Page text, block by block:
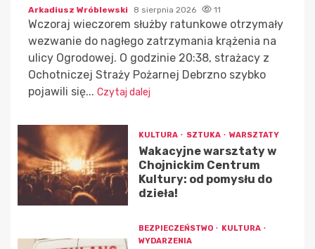
Arkadiusz Wróblewski 8 sierpnia 2026 11
Wczoraj wieczorem służby ratunkowe otrzymały
wezwanie do nagłego zatrzymania krążenia na
ulicy Ogrodowej. O godzinie 20:38, strażacy z
Ochotniczej Straży Pożarnej Debrzno szybko
pojawili się... Czytaj dalej
KULTURA SZTUKA WARSZTATY
Wakacyjne warsztaty w
Chojnickim Centrum
Kultury: od pomysłu do
dzieła!
BEZPIECZEŃSTWO
KULTURA
WYDARZENIA